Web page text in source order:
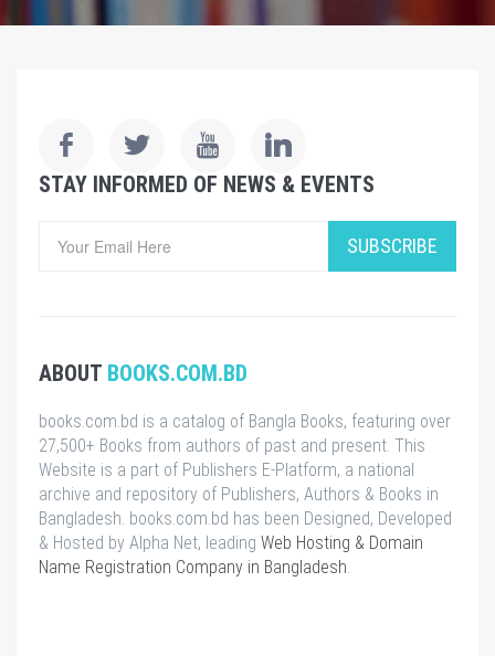
STAY INFORMED OF NEWS & EVENTS
SUBSCRIBE
ABOUT BOOKS.COM.BD
books.com.bd is a catalog of Bangla Books, featuring over
27,500+ Books from authors of past and present. This
Website is a part of Publishers E-Platform, a national
archive and repository of Publishers, Authors & Books in
Bangladesh. books.com.bd has been Designed, Developed
& Hosted by Alpha Net, leading Web Hosting & Domain
Name Registration Company in Bangladesh.